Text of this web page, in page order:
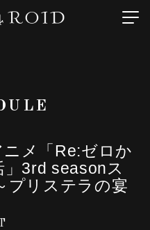
メ「Re:ゼロか
」3rd seasonス
プリステラの宴